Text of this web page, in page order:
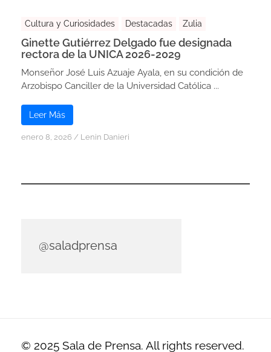
Cultura y Curiosidades Destacadas Zulia
Ginette Gutiérrez Delgado fue designada
rectora de la UNICA 2026-2029
Monseñor José Luis Azuaje Ayala, en su condición de
Arzobispo Canciller de la Universidad Católica ...
Leer Más
enero 8, 2026 / Lenin Danieri
@saladprensa
© 2025 Sala de Prensa. All rights reserved.